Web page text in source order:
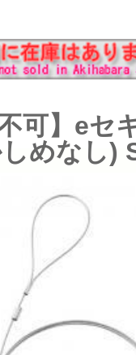
可】eセ
めなし)